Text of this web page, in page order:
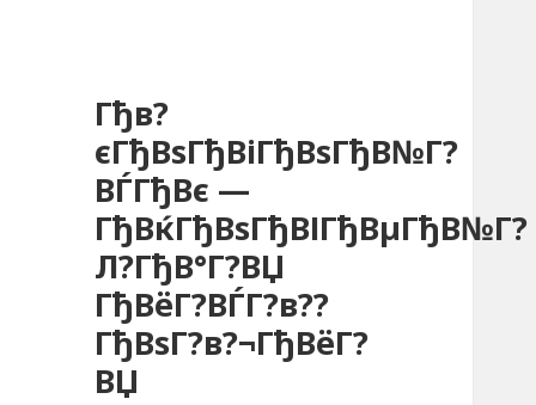
Гђв?
єГђВѕГђВіГђВѕГђВ№Г?
ВЃГђВє —
ГђВќГђВѕГђВІГђВµГђВ№Г?
Л?ГђВ°Г?ВЏ
ГђВёГ?ВЃГ?в??
ГђВѕГ?в?¬ГђВёГ?
ВЏ